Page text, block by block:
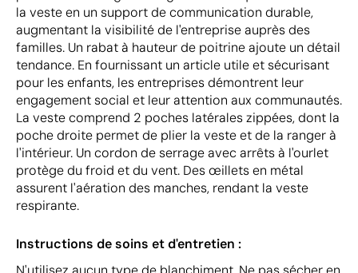
la veste en un support de communication durable,
augmentant la visibilité de l'entreprise auprès des
familles. Un rabat à hauteur de poitrine ajoute un détail
tendance. En fournissant un article utile et sécurisant
pour les enfants, les entreprises démontrent leur
engagement social et leur attention aux communautés.
La veste comprend 2 poches latérales zippées, dont la
poche droite permet de plier la veste et de la ranger à
l'intérieur. Un cordon de serrage avec arrêts à l'ourlet
protège du froid et du vent. Des œillets en métal
assurent l'aération des manches, rendant la veste
respirante.
Instructions de soins et d'entretien :